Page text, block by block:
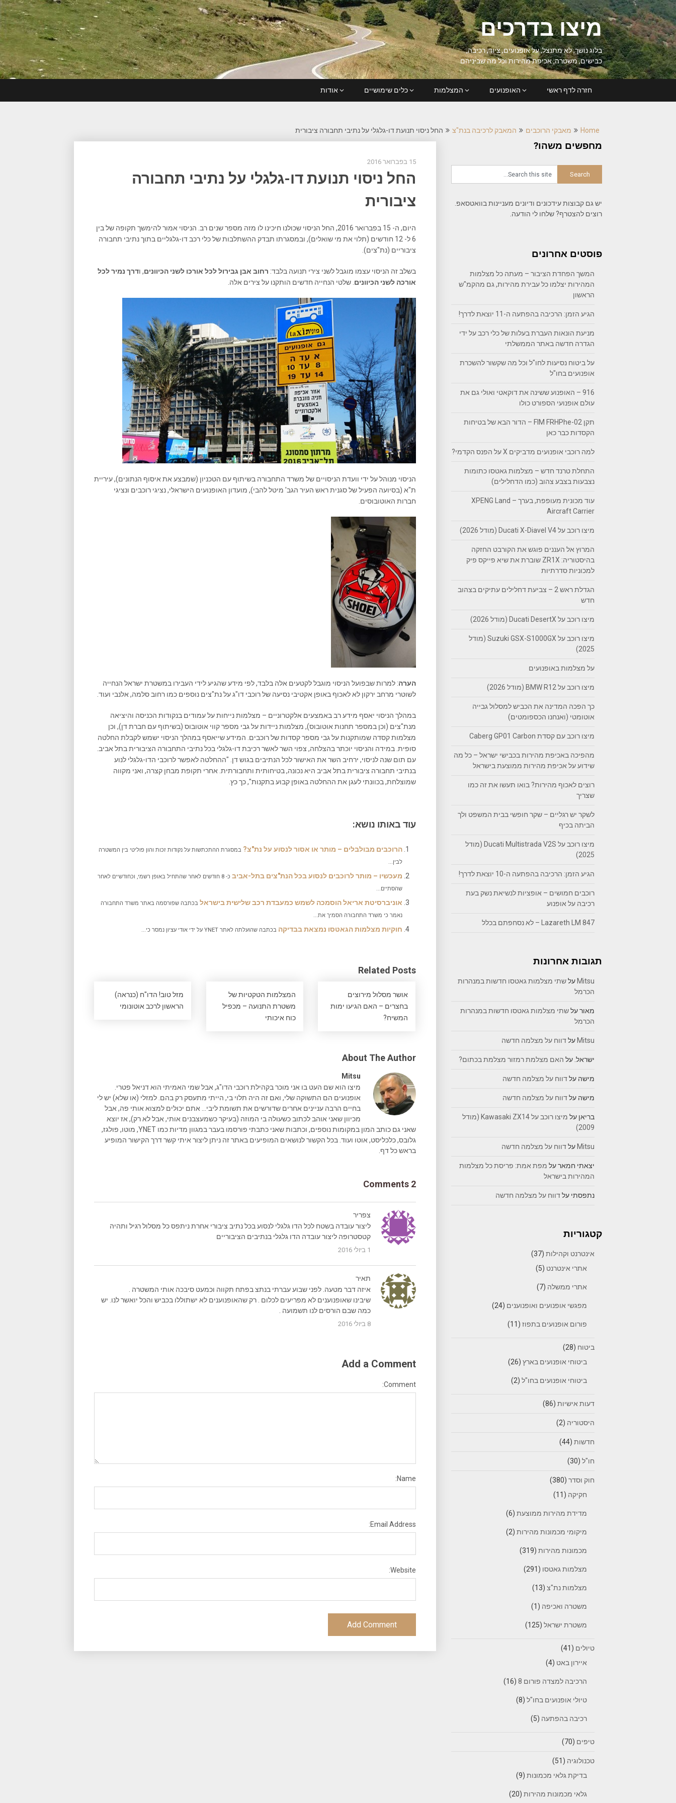
Skip
to
content
מיצו בדרכים
בלוג נושך, לא מתנצל, על אופנועים, ציוד, רכיבה,
כבישים, משטרה, אכיפת מהירות וכל מה שביניהם
חזרה לדף ראשי האופנועים המצלמות כלים שימושיים אודות
Home מאבקי הרוכבים המאבק לרכיבה בנת"צ החל ניסוי תנועת דו-גלגלי על נתיבי תחבורה ציבורית
15 בפברואר 2016
החל ניסוי תנועת דו-גלגלי על נתיבי תחבורה
ציבורית
היום, ה- 15 בפברואר 2016, החל הניסוי שכולנו חיכינו לו מזה מספר שנים רב. הניסוי אמור להימשך תקופה של בין
6 ל- 12 חודשים (תלוי את מי שואלים), ובמסגרתו תבדק ההשתלבות של כלי רכב דו-גלגליים בתוך נתיבי תחבורה
ציבוריים (נת"צים).
בשלב זה הניסוי עצמו מוגבל לשני צירי תנועה בלבד: רחוב אבן גבירול לכל אורכו לשני הכיוונים, ודרך נמיר לכל
אורכה לשני הכיוונים . שלטי הנחייה חדשים הותקנו על צירים אלה.
הניסוי מנוהל על ידי וועדת הניסויים של משרד התחבורה בשיתוף עם הטכניון (שמבצע את איסוף הנתונים), עיריית
ת"א (בסיועה הפעיל של סגנית ראש העיר הגב' מיטל להבי), מועדון האופנועים הישראלי, נציגי רוכבים ונציגי
חברות האוטובוסים.
הערה: למרות שבפועל הניסוי מוגבל לקטעים אלה בלבד, לפי מידע שהגיע לידי העבירו במשטרת ישראל הנחייה
לשוטרי מרחב ירקון לא לאכוף באופן אקטיבי נסיעה של רוכבי דו"ג על נת"צים נוספים כמו רחוב סלמה, אלנבי ועוד.
במהלך הניסוי יאסף מידע רב באמצעים אלקטרוניים – מצלמות נייחות על עמודים בנקודות הכניסה והיציאה
מנת"צים (וכן במספר תחנות אוטובוס), מצלמות ניידות על גבי מספר קווי אוטובוס (בשיתוף עם חברת דן), וכן
מצלמות קסדה שמותקנות על גבי מספר קסדות של רוכבים. המידע שייאסף במהלך הניסוי ישמש לקבלת החלטה
סופית. במידה והניסוי יוכתר בהצלחה, צפוי השר לאשר רכיבת דו-גלגלי בכל נתיבי התחבורה הציבורית בתל אביב.
עם תום שנה לניסוי, ירחיב השר את האישור לכל הנתיבים בגוש דן. "ההחלטה לאפשר לרוכבי הדו-גלגלי לנוע
בנתיבי תחבורה ציבורית בתל אביב היא נכונה, בטיחותית ותחבורתית. אחרי תקופת מבחן קצרה, ואני מקווה
שמוצלחת, בכוונתי לעגן את ההחלטה באופן קבוע בתקנות", כך כץ.
עוד באותו נושא:
הרוכבים מבולבלים – מותר או אסור לנסוע על נת"צ? במסגרת ההתכתשות על נקודות זכות והון פוליטי בין המשטרה
לבין...
מעכשיו – מותר לרוכבים לנסוע בכל הנת"צים בתל-אביב
כ- 8 חודשים לאחר שהתחיל באופן רשמי, וכחודשיים לאחר
שהסתיים...
אוניברסיטת אריאל הוסמכה לשמש כמעבדת רכב שלישית בישראל בכתבה שפורסמה באתר משרד התחבורה
נאמר כי משרד התחבורה הסמיך את...
חוקיות מצלמות הגאטסו נמצאת בבדיקה בכתבה שהועלתה לאתר YNET על ידי אודי עציון נמסר כי...
Related Posts
מזל טוב! הדו"ח (כנראה)
הראשון לרכב אוטונומי
המצלמות הטקטיות של
משטרת התנועה – מכפיל
כוח איכותי
אושר מסלול מירוצים
בחצרים – האם הגיעו ימות
המשיח?
About The Author
Mitsu
מיצו הוא שם העט בו אני מוכר בקהילת רוכבי הדו"ג, אבל שמי האמיתי הוא דניאל פטרי.
אופנועים הם התשוקה שלי, ואם זה היה תלוי בי, הייתי מתעסק רק בהם. למזלי (או שלא) יש לי
בחיים הרבה עניינים אחרים שדורשים את תשומת ליבי... אתם יכולים למצוא אותי פה, אבל
מכיוון שאני אוהב לכתוב כשעולה בי המוזה (בעיקר כשמעצבנים אותי, אבל לא רק), אז יוצא
שאני גם כותב המון במקומות נוספים, וכתבות שאני כתבתי פורסמו בעבר במגוון מדיות כמו YNET, מוטו, פולגז,
גלובס, כלכליסט, אוטו ועוד. בכל הקשור לנושאים המופיעים באתר זה ניתן ליצור איתי קשר דרך הקישור המופיע
בראש כל דף.
2 Comments
צפריר
ליצור עובדה בשטח לכל הדו גלגלי לנסוע בכל נתיב ציבורי אחרת ניתפס כל מסלול רגיל ותהיה
קטסטרופה ליצור עובדה הדו גלגלי בנתיבים הציבוריים
1 ביולי 2016
תאיר
איזה דבר מטעה. לפני שבוע עברתי בנתצ בפתח תקווה וכמעט סיבכה אותי המשטרה .
שיבינו שאופנוענים לא מפריעים לכלום . רק שהאופנוענים לא ישתוללו בכביש והכל יואשר לנו. יש
כמה שבם הורסים לנו תשמועה .
8 ביולי 2016
Add a Comment
Comment:
Name:
Email Address:
Website:
מחפשים משהו?
יש גם קבוצות עידכונים ודיונים מעניינות בוואטסאפ.
רוצים להצטרף? שלחו לי הודעה.
פוסטים אחרונים
המשך הפחדת הציבור – מעתה כל מצלמות
המהירות יצלמו כל עבירת מהירות, גם מהקמ"ש
הראשון
הגיע הזמן: הרכיבה בהפתעה ה-11 יוצאת לדרך!
מניעת הונאות העברת בעלות של כלי רכב על ידי
הגדרה חדשה באתר הממשלתי
על ביטוח נסיעות לחו"ל וכל מה שקשור להשכרת
אופנועים בחו"ל
916 – האופנוע ששינה את דוקאטי ואולי גם את
עולם אופנועי הספורט כולו
תקן FIM FRHPhe-02 – הדור הבא של בטיחות
הקסדות כבר כאן
למה רוכבי אופנועים מדביקים X על הפנס הקדמי?
התחלת טרנד חדש – מצלמות גאטסו כתומות
נצבעות בצבע צהוב (כמו הדחלילים)
עוד מכונית מעופפת, בערך – XPENG Land
Aircraft Carrier
מיצו רוכב על Ducati X-Diavel V4 (מודל 2026)
המרוץ אל העננים פוגש את הקורבט החזקה
בהיסטוריה: ZR1X שוברת את שיא פייקס פיק
למכוניות סדרתיות
הגדלת ראש 2 – צביעת דחלילים עתיקים בצהוב
חדש
מיצו רוכב על Ducati DesertX (מודל 2026)
מיצו רוכב על Suzuki GSX-S1000GX (מודל
2025)
על מצלמות באופנועים
מיצו רוכב על BMW R12 (מודל 2026)
כך הפכה המדינה את הכביש למסלול גבייה
אוטומטי (ואנחנו הכספומטים)
מיצו רוכב עם קסדת Caberg GP01 Carbon
מהפיכה באכיפת מהירות בכבישי ישראל – כל מה
שידוע על אכיפת מהירות ממוצעת בישראל
רוצים לאכוף מהירות? בואו תעשו את זה כמו
שצריך
לשקר יש רגליים – שקר חופשי בבית המשפט ולך
הביתה בכיף
מיצו רוכב על Ducati Multistrada V2S (מודל
2025)
הגיע הזמן: הרכיבה בהפתעה ה-10 יוצאת לדרך!
רוכבים חמושים – אופציות לנשיאת נשק בעת
רכיבה על אופנוע
Lazareth LM 847 – לא נסחפתם בכלל
תגובות אחרונות
Mitsu עלשתי מצלמות גאטסו חדשות במנהרות
הכרמל
מאורעלשתי מצלמות גאטסו חדשות במנהרות
הכרמל
Mitsu עלדווח על מצלמה חדשה
ישראל. על האם מצלמת רמזור מצלמת בכתום?
מישה עלדווח על מצלמה חדשה
מישה עלדווח על מצלמה חדשה
בריאן על
מיצו רוכב על Kawasaki ZX14 (מודל
2009)
Mitsu עלדווח על מצלמה חדשה
יצאתי חמארעל מפת אמת: פריסת כל מצלמות
המהירות בישראל
נתפסתי עלדווח על מצלמה חדשה
קטגוריות
אינטרנט וקהילות (37)
אתרי אינטרנט (5)
אתרי ממשלה (7)
מפגשי אופנועים ואופנוענים (24)
פורום אופנועים בתפוז (11)
ביטוח (28)
ביטוחי אופנועים בארץ (26)
ביטוחי אופנועים בחו"ל (2)
דעות אישיות (86)
היסטוריה (2)
חדשות (44)
חו"ל (30)
חוק וסדר (380)
חקיקה (11)
מדידת מהירות ממוצעת (6)
מיקומי מכמונות מהירות (2)
מכמונות מהירות (319)
מצלמות גאטסו (291)
מצלמות נת"צ (13)
משטרה ואכיפה (1)
משטרת ישראל (125)
טיולים (41)
איירון באט (4)
הרכיבה למצדה פורום 8 (16)
טיולי אופנועים בחו"ל (8)
רכיבה בהפתעה (5)
טיפים (70)
טכנולוגיה (51)
בדיקת גלאי מכמונות (9)
גלאי מכמונות מהירות (20)